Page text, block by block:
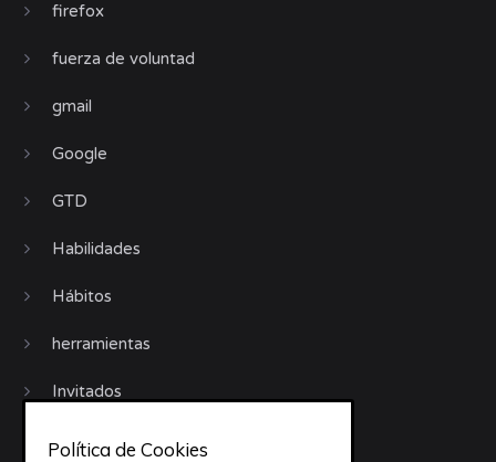
firefox
fuerza de voluntad
gmail
Google
GTD
Habilidades
Hábitos
herramientas
Invitados
iphone
Política de Cookies